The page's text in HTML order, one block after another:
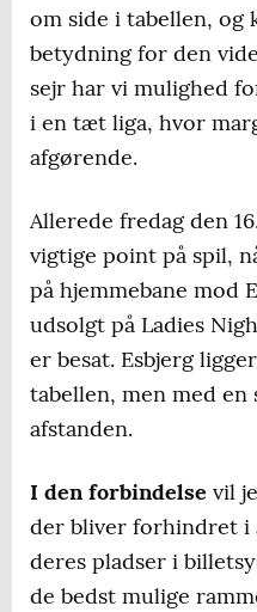
om side i tabellen,
betydning for den
sejr har vi mulighed
i en tæt liga, hvor
afgørende.
Allerede fredag den
vigtige point på spil,
på hjemmebane mod
udsolgt på Ladies
er besat. Esbjerg
tabellen, men med
afstanden.
I den forbindelse vil
der bliver forhindret i
deres pladser i
de bedst mulige